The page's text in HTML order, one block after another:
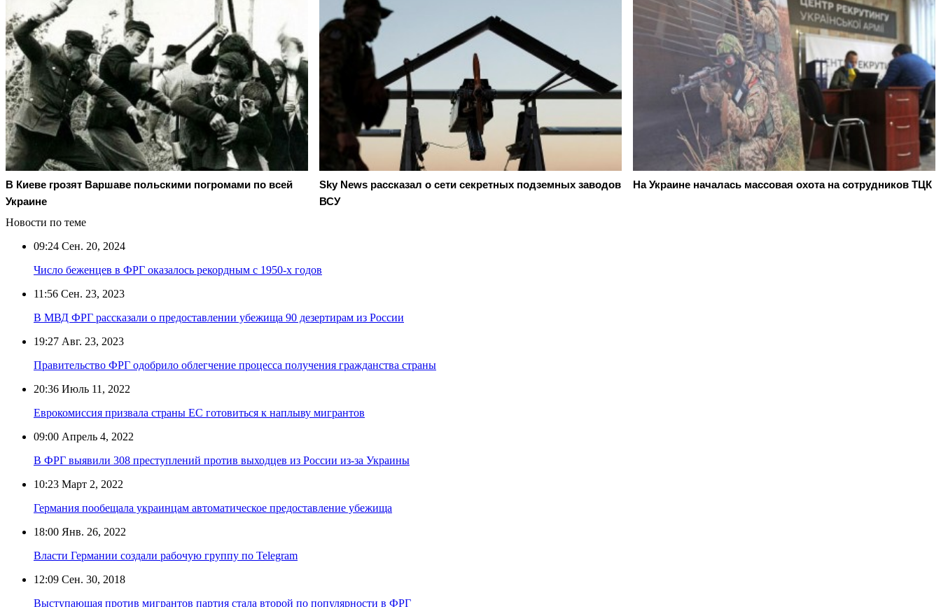
В Киеве грозят Варшаве польскими погромами по всей
Украине
Sky News рассказал о сети секретных подземных заводов
ВСУ
На Украине началась массовая охота на сотрудников ТЦК
Новости по теме
09:24 Сен. 20, 2024
Число беженцев в ФРГ оказалось рекордным с 1950-х годов
11:56 Сен. 23, 2023
В МВД ФРГ рассказали о предоставлении убежища 90 дезертирам из России
19:27 Авг. 23, 2023
Правительство ФРГ одобрило облегчение процесса получения гражданства страны
20:36 Июль 11, 2022
Еврокомиссия призвала страны ЕС готовиться к наплыву мигрантов
09:00 Апрель 4, 2022
В ФРГ выявили 308 преступлений против выходцев из России из-за Украины
10:23 Март 2, 2022
Германия пообещала украинцам автоматическое предоставление убежища
18:00 Янв. 26, 2022
Власти Германии создали рабочую группу по Telegram
12:09 Сен. 30, 2018
Выступающая против мигрантов партия стала второй по популярности в ФРГ